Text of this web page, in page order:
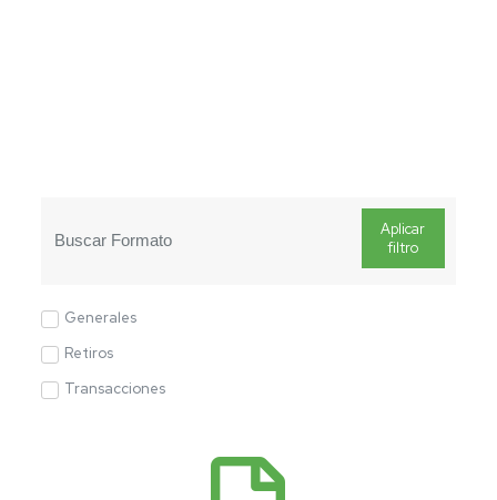
Aplicar
filtro
Generales
Retiros
Transacciones